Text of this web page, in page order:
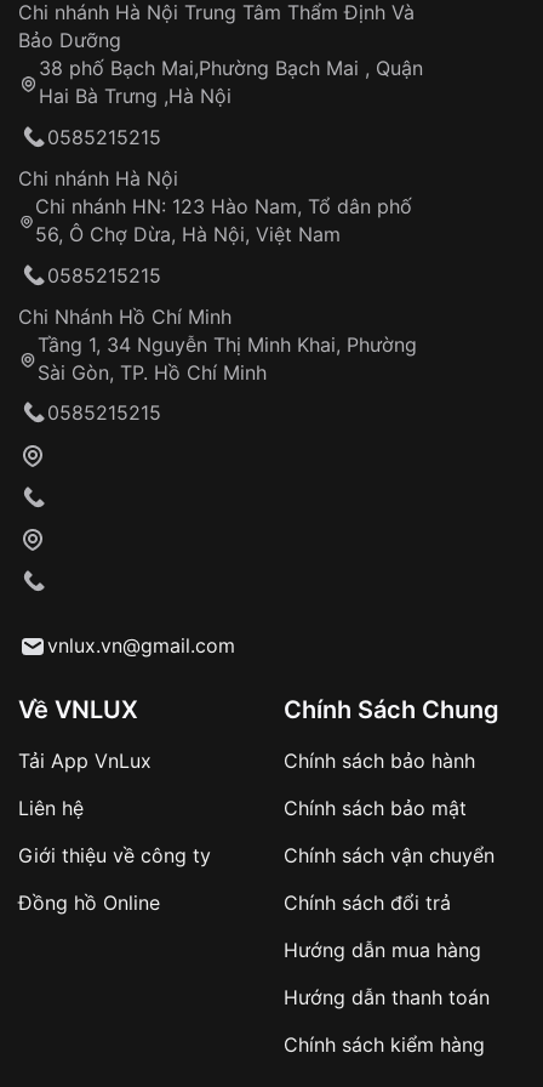
Áp dụng cho tất cả tỉnh thành trên toàn quốc
Thời gian tính từ khi xác nhận đơn hàng thành
công
Hotline: 0585 215 215
Từ khóa SEO:
Khách hàng kiểm tra và thanh toán trực tiếp
Từ khóa SEO:
sản phẩm đặc biệt
hàng
Số tiền còn lại thanh toán khi nhận hàng hoặc
✔️ Đảm bảo xử lý đơn hàng nhanh chóng
✔️ Hạn chế tình trạng hủy đơn không mong
Dây đeo
Sản phẩm đã bị:
Tự ý sửa chữa
thống VNLUX
Đảm bảo quyền lợi khách hàng
Đồng hành cùng khách hàng trong suốt quá
trình sử dụng
Chi nhánh Hà Nội Trung Tâm Thẩm Định Và
Bảo Dưỡng
38 phố Bạch Mai,Phường Bạch Mai , Quận
Hai Bà Trưng ,Hà Nội
0585215215
Chi nhánh Hà Nội
Chi nhánh HN: 123 Hào Nam, Tổ dân phố
56, Ô Chợ Dừa, Hà Nội, Việt Nam
0585215215
Chi Nhánh Hồ Chí Minh
Tầng 1, 34 Nguyễn Thị Minh Khai, Phường
Sài Gòn, TP. Hồ Chí Minh
0585215215
vnlux.vn@gmail.com
Về VNLUX
Tải App VnLux
Liên hệ
Giới thiệu về công ty
Đồng hồ Online
Chính Sách Chung
Chính sách bảo hành
Chính sách bảo mật
Chính sách vận chuyển
Chính sách đổi trả
Hướng dẫn mua hàng
Hướng dẫn thanh toán
Chính sách kiểm hàng